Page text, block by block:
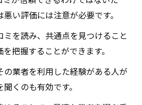
い評価には注意が必要です。
を読み、共通点を見つけること
把握することができます。
の業者を利用した経験がある人が
くのも有効です。